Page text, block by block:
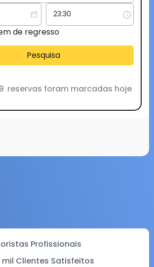
Profissionais
mil Clientes Satisfeitos
de regresso
Pesquisa
reservas foram marcadas hoje